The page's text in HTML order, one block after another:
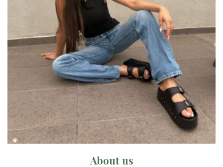
About us